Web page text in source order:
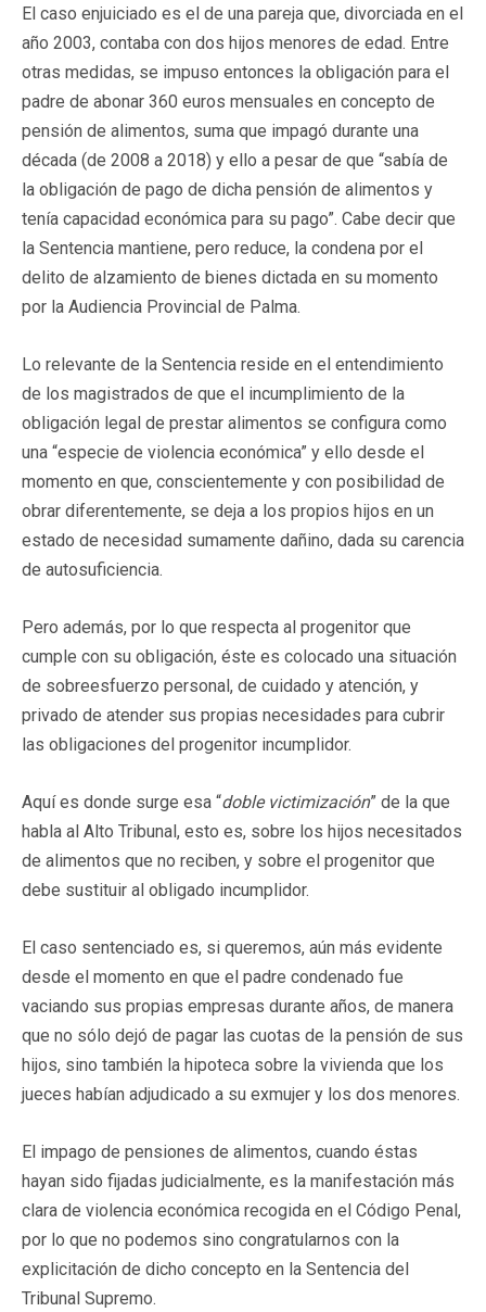
El caso enjuiciado es el de una pareja que, divorciada en el
año 2003, contaba con dos hijos menores de edad. Entre
otras medidas, se impuso entonces la obligación para el
padre de abonar 360 euros mensuales en concepto de
pensión de alimentos, suma que impagó durante una
década (de 2008 a 2018) y ello a pesar de que “sabía de
la obligación de pago de dicha pensión de alimentos y
tenía capacidad económica para su pago”. Cabe decir que
la Sentencia mantiene, pero reduce, la condena por el
delito de alzamiento de bienes dictada en su momento
por la Audiencia Provincial de Palma.
Lo relevante de la Sentencia reside en el entendimiento
de los magistrados de que el incumplimiento de la
obligación legal de prestar alimentos se configura como
una “especie de violencia económica” y ello desde el
momento en que, conscientemente y con posibilidad de
obrar diferentemente, se deja a los propios hijos en un
estado de necesidad sumamente dañino, dada su carencia
de autosuficiencia.
Pero además, por lo que respecta al progenitor que
cumple con su obligación, éste es colocado una situación
de sobreesfuerzo personal, de cuidado y atención, y
privado de atender sus propias necesidades para cubrir
las obligaciones del progenitor incumplidor.
Aquí es donde surge esa “doble victimización” de la que
habla al Alto Tribunal, esto es, sobre los hijos necesitados
de alimentos que no reciben, y sobre el progenitor que
debe sustituir al obligado incumplidor.
El caso sentenciado es, si queremos, aún más evidente
desde el momento en que el padre condenado fue
vaciando sus propias empresas durante años, de manera
que no sólo dejó de pagar las cuotas de la pensión de sus
hijos, sino también la hipoteca sobre la vivienda que los
jueces habían adjudicado a su exmujer y los dos menores.
El impago de pensiones de alimentos, cuando éstas
hayan sido fijadas judicialmente, es la manifestación más
clara de violencia económica recogida en el Código Penal,
por lo que no podemos sino congratularnos con la
explicitación de dicho concepto en la Sentencia del
Tribunal Supremo.